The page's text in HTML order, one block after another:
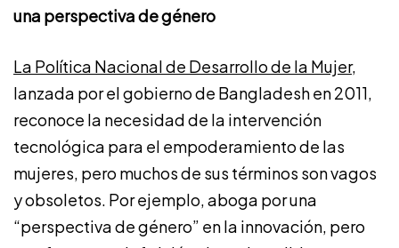
una perspectiva de género
La Política Nacional de Desarrollo de la Mujer,
lanzada por el gobierno de Bangladesh en 2011,
reconoce la necesidad de la intervención
tecnológica para el empoderamiento de las
mujeres, pero muchos de sus términos son vagos
y obsoletos. Por ejemplo, aboga por una
“perspectiva de género” en la innovación, pero